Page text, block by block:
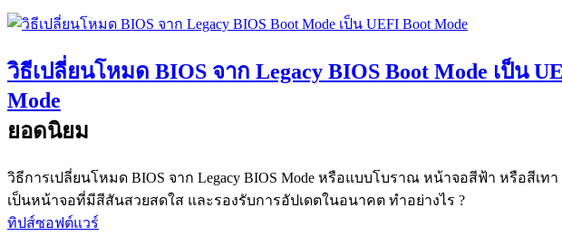
วิธีเปลี่ยนโหมด BIOS จาก Legacy BIOS Boot Mode เป็น
Mode
ยอดนิยม
วิธีการเปลี่ยนโหมด BIOS จาก Legacy BIOS Mode หรือแบบโบราณ หน้าจอสีฟ้า หรือสีเทา
เป็นหน้าจอที่มีสีสันสวยสดใส และรองรับการอัปเดตในอนาคต ทำอย่างไร ?
ทิปส์ซอฟต์แวร์